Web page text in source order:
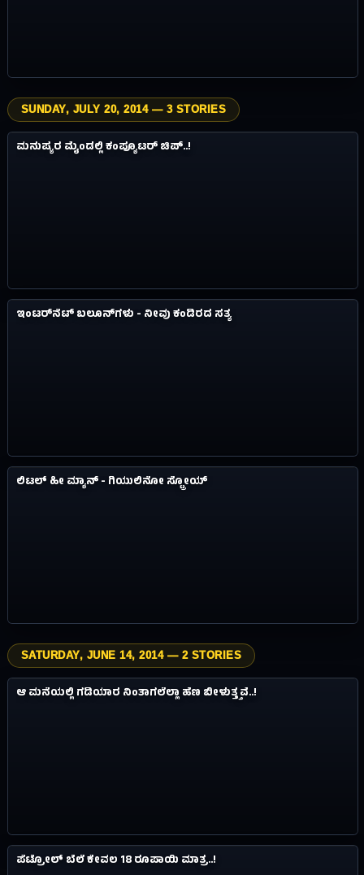
SUNDAY, JULY 20, 2014 — 3 STORIES
#12
ವಿಸ್ಮಯಗಳು
ಮನುಷ್ಯರ ಮೈಂಡಲ್ಲಿ ಕಂಪ್ಯೂಟರ್ ಚಿಪ್..!
#13
ವಿಸ್ಮಯಗಳು 1.2M
ಇಂಟರ್​ನೆಟ್​​ ಬಲೂನ್​​ಗಳು - ನೀವು ಕಂಡಿರದ ಸತ್ಯ
#14
ವಿಸ್ಮಯಗಳು 2.1M
ಲಿಟಲ್ ಹೀ ಮ್ಯಾನ್ - ಗಿಯುಲಿನೋ ಸ್ಟ್ರೋಯ್
SATURDAY, JUNE 14, 2014 — 2 STORIES
#15
ವಿಸ್ಮಯಗಳು
ಆ ಮನೆಯಲ್ಲಿ ಗಡಿಯಾರ ನಿಂತಾಗಲೆಲ್ಲಾ ಹೆಣ ಬೀಳುತ್ತ್ತವೆ..!
#16
ವಿಸ್ಮಯಗಳು 0.4M
ಪೆಟ್ರೋಲ್‌ ಬೆಲೆ ಕೇವಲ 18 ರೂಪಾಯಿ ಮಾತ್ರ..!